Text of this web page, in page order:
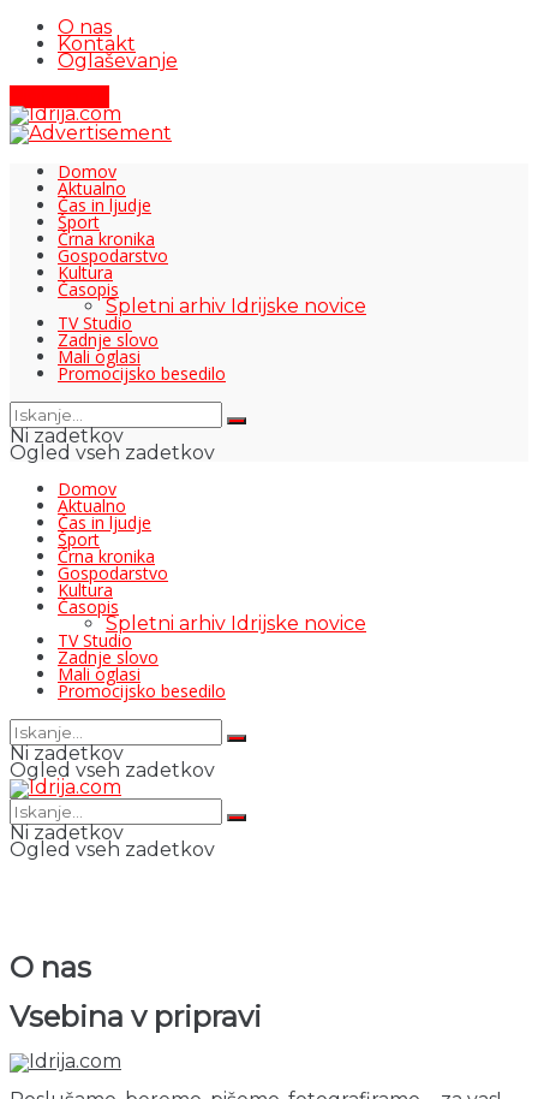
O nas
Kontakt
Oglaševanje
Domov
Aktualno
Čas in ljudje
Šport
Črna kronika
Gospodarstvo
Kultura
Časopis
Spletni arhiv Idrijske novice
TV Studio
Zadnje slovo
Mali oglasi
Promocijsko besedilo
Ni zadetkov
Ogled vseh zadetkov
Domov
Aktualno
Čas in ljudje
Šport
Črna kronika
Gospodarstvo
Kultura
Časopis
Spletni arhiv Idrijske novice
TV Studio
Zadnje slovo
Mali oglasi
Promocijsko besedilo
Ni zadetkov
Ogled vseh zadetkov
Ni zadetkov
Ogled vseh zadetkov
O nas
Vsebina v pripravi